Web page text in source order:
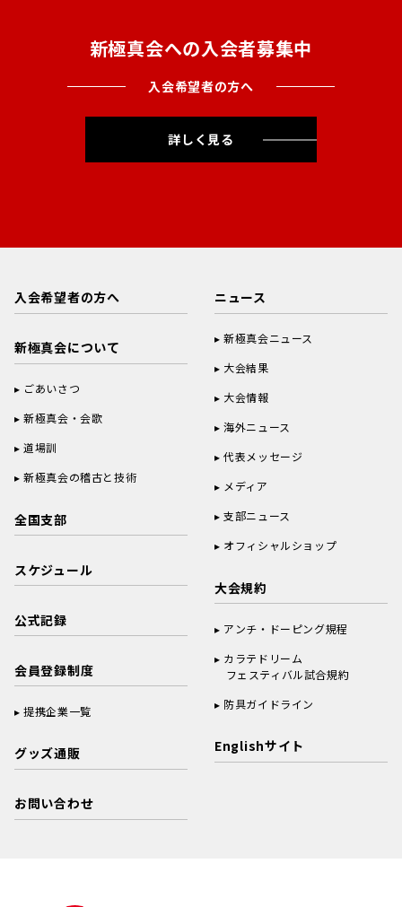
新極真会への入会者募集中
入会希望者の方へ
詳しく見る
入会希望者の方へ
新極真会について
ごあいさつ
新極真会・会歌
道場訓
新極真会の稽古と技術
全国支部
スケジュール
公式記録
会員登録制度
提携企業一覧
グッズ通販
お問い合わせ
ニュース
新極真会ニュース
大会結果
大会情報
海外ニュース
代表メッセージ
メディア
支部ニュース
オフィシャルショップ
大会規約
アンチ・ドーピング規程
カラテドリーム
フェスティバル試合規約
防具ガイドライン
Englishサイト